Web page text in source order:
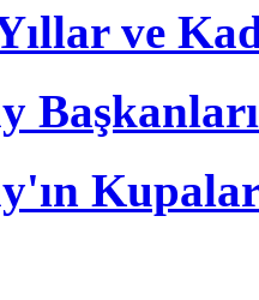
ve
Başkanları